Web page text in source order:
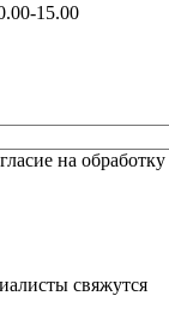
15.00
на обработку
свяжутся